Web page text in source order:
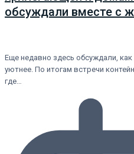
обсуждали вместе с
Еще недавно здесь обсуждали,
уютнее. По итогам встречи
где…